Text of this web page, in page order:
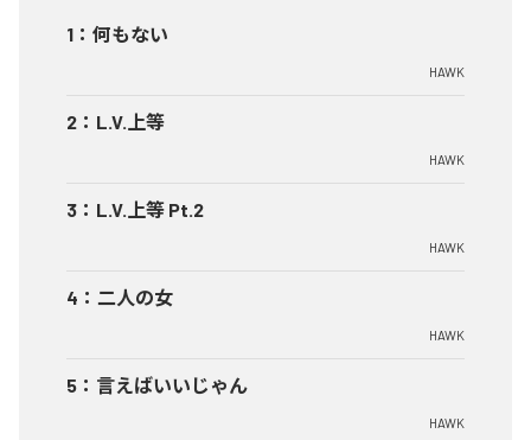
1 ： 何もない
HAWK
2 ： L.V.上等
HAWK
3 ： L.V.上等 Pt.2
HAWK
4 ： 二人の女
HAWK
5 ： 言えばいいじゃん
HAWK